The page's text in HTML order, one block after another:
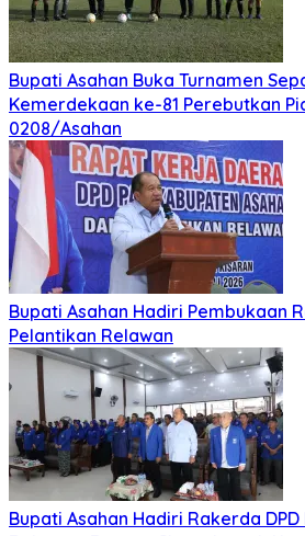
Mei 21, 2026Mei 21, 2026
SMSI dan ABPEDNAS Perkuat
Transparansi Pemerintahan
Politik
Juli 30, 2026Juli 30, 2026